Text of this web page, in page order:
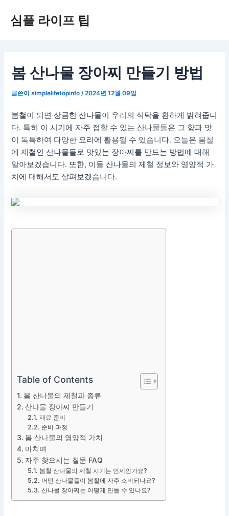
심플 라이프 팁
봄 산나물 장아찌 만들기 방법
글쓴이simplelifetopinfo /2024년 12월 09일
봄철이 되면 상큼한 산나물이 우리의 식탁을 환하게 밝혀줍니
다. 특히 이 시기에 자주 접할 수 있는 산나물들은 그 향과 맛
이 독특하여 다양한 요리에 활용될 수 있습니다. 오늘은 봄철
에 제철인 산나물들로 맛있는 장아찌를 만드는 방법에 대해
알아보겠습니다. 또한, 이들 산나물의 제철 정보와 영양적 가
치에 대해서도 살펴보겠습니다.
Table of Contents
봄 산나물의 제철과 종류
산나물 장아찌 만들기
재료 준비
준비 과정
봄 산나물의 영양적 가치
마치며
자주 찾으시는 질문 FAQ
봄철 산나물의 제철 시기는 언제인가요?
어떤 산나물들이 봄철에 자주 소비되나요?
산나물 장아찌는 어떻게 만들 수 있나요?